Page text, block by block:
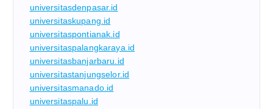
universitasdenpasar.id
universitaskupang.id
universitaspontianak.id
universitaspalangkaraya.id
universitasbanjarbaru.id
universitastanjungselor.id
universitasmanado.id
universitaspalu.id